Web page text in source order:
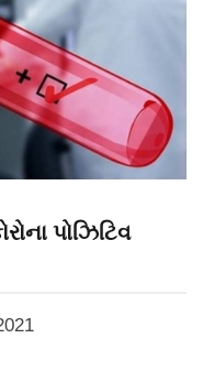
પોઝિટિવ